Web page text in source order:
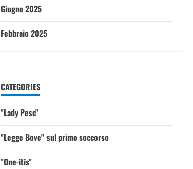
Giugno 2025
Febbraio 2025
CATEGORIES
"Lady Pesc"
"Legge Bove" sul primo soccorso
"One-itis"